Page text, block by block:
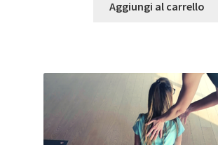
Aggiungi al carrello